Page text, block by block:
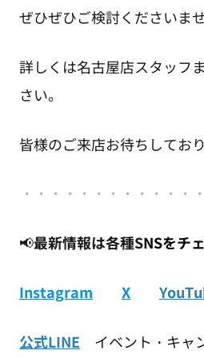
ぜひぜひご検討くださいま
詳しくは名古屋店スタッフ
さい。
皆様のご来店お待ちしてお
・ ・・・・・・・・・・・
📢最新情報は各種SNSをチ
Instagram X
公式LINE イベント・キャ